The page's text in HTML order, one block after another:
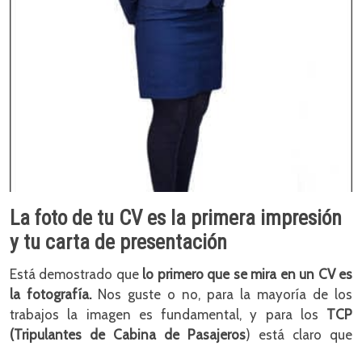
La foto de tu CV es la primera impresión
y tu carta de presentación
Está demostrado que lo primero que se mira en un CV es
la fotografía. Nos guste o no, para la mayoría de los
trabajos la imagen es fundamental, y para los TCP
(Tripulantes de Cabina de Pasajeros) está claro que